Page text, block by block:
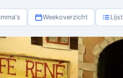
Weekoverzicht Lijst